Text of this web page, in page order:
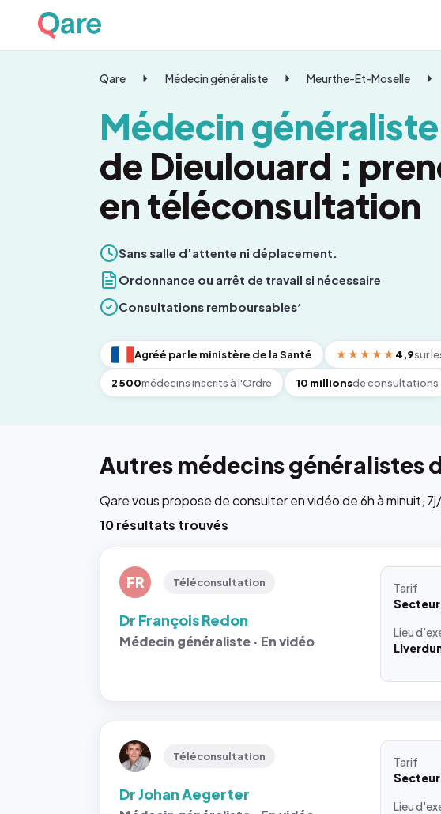
Qare Médecin généraliste Meurthe-Et-Moselle
Médecin généraliste
de Dieulouard :
en téléconsultation
Sans salle d'attente ni déplacement.
Ordonnance ou arrêt de travail si nécessaire
Consultations remboursables*
Agréé par le ministère de la Santé ★★★★★ 4,9sur
2 500médecins inscrits à l'Ordre 10 millionsde consultations
Autres médecins généralistes
Qare vous propose de consulter en vidéo de 6h à minuit,
10 résultats trouvés
FR Téléconsultation
Dr François Redon
Médecin généraliste · En vidéo
Tarif
Secteur
Lieu
Téléconsultation
Dr Johan Aegerter
Tarif
Secteur
Lieu